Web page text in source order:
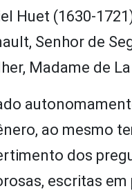
Huet (1630-
Senhor de
Madame de
ao mesmo
dos
escritas em